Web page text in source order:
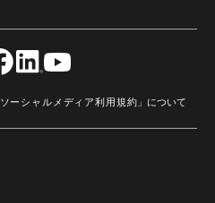
ソーシャルメディア利用規約 」について